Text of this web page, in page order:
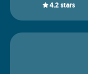
4.2 stars